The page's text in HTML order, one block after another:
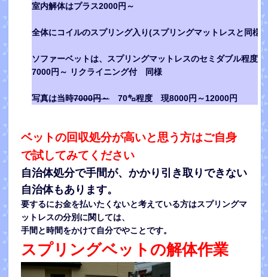
室内解体はプラス2000円～
全体にコイルのスプリング入り(スプリングマットレスと同
ソファーベットは、スプリングマットレスのセミダブル程度
7000円～ リクライニング付 同様
写真は当時7000円～70㌔程度 現8000円～12000円
ベットの回収処分が高いと思う方はご自身
で試してみてください
自治体処分で手間が、かかり引き取りできない
自治体もあります。
要するにお金を払いたくないと考えている方はスプリングマ
ットレスの分別に関しては、
手間と時間をかけて自分でやことです。
スプリングベットの解体作業